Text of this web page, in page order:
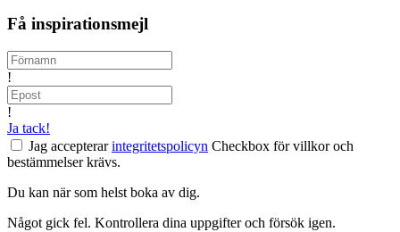
Få inspirationsmejl
!
!
Ja tack!
Jag accepterarintegritetspolicyn Checkbox för villkor och
bestämmelser krävs.
Du kan när som helst boka av dig.
Något gick fel. Kontrollera dina uppgifter och försök igen.